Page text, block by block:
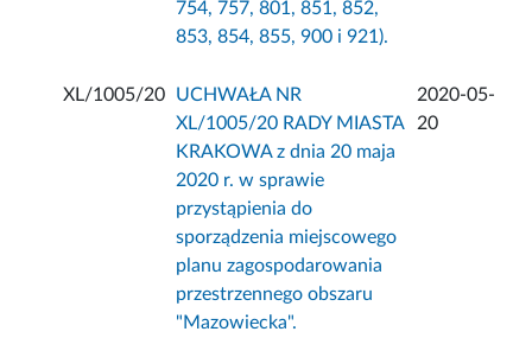
754, 757, 801, 851, 852,
853, 854, 855, 900 i 921).
XL/1005/20
UCHWAŁA NR
XL/1005/20 RADY MIASTA
KRAKOWA z dnia 20 maja
2020 r. w sprawie
przystąpienia do
sporządzenia miejscowego
planu zagospodarowania
przestrzennego obszaru
"Mazowiecka".
2020-05-
20